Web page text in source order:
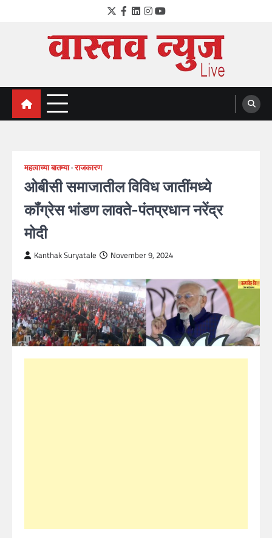
Twitter
Facebook
LinkedIn
Instagram
YouTube
VastavNEWSLive.com
a leading NEWS portal of Maharahstra
महत्वाच्या बातम्या राजकारण
ओबीसी समाजातील विविध जातींमध्ये
कॉंग्रेस भांडण लावते-पंतप्रधान नरेंद्र
मोदी
Kanthak Suryatale November 9, 2024